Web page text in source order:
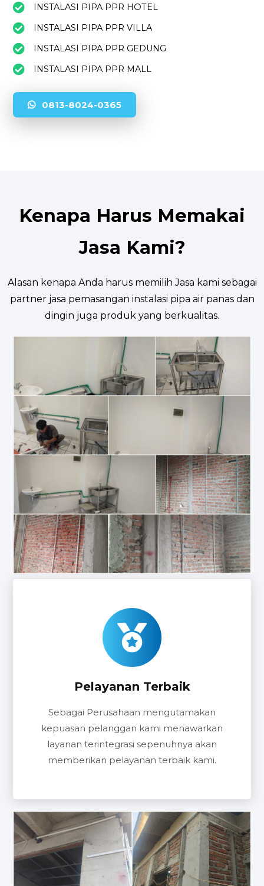
INSTALASI PIPA PPR HOTEL
INSTALASI PIPA PPR VILLA
INSTALASI PIPA PPR GEDUNG
INSTALASI PIPA PPR MALL
0813-8024-0365
Kenapa Harus Memakai
Jasa Kami?
Alasan kenapa Anda harus memilih Jasa kami sebagai
partner jasa pemasangan instalasi pipa air panas dan
dingin juga produk yang berkualitas.
Pelayanan Terbaik
Sebagai Perusahaan mengutamakan
kepuasan pelanggan kami menawarkan
layanan terintegrasi sepenuhnya akan
memberikan pelayanan terbaik kami.